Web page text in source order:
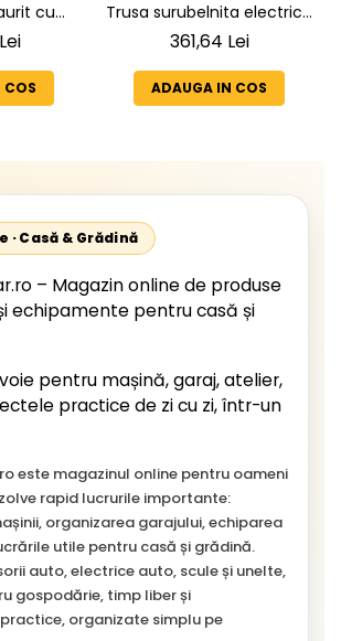
cu
cu 2
COS
Trusa surubelnita electrica
si accesorii pentru casa
361,64 Lei
ADAUGA IN COS
· Casă & Grădină
– Magazin online de produse
echipamente pentru casă și
pentru mașină, garaj, atelier,
practice de zi cu zi, într-un
este magazinul online pentru oameni
rapid lucrurile importante:
organizarea garajului, echiparea
utile pentru casă și grădină.
auto, electrice auto, scule și unelte,
gospodărie, timp liber și
organizate simplu pe